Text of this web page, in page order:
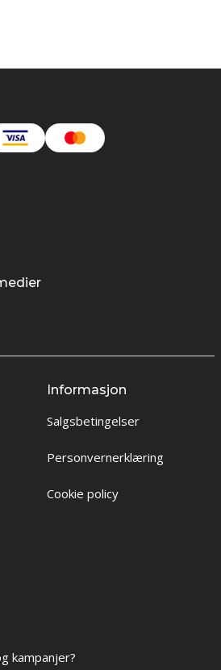
Informasjon
Salgsbetingelser
Personvernerklæring
Cookie policy
kampanjer?